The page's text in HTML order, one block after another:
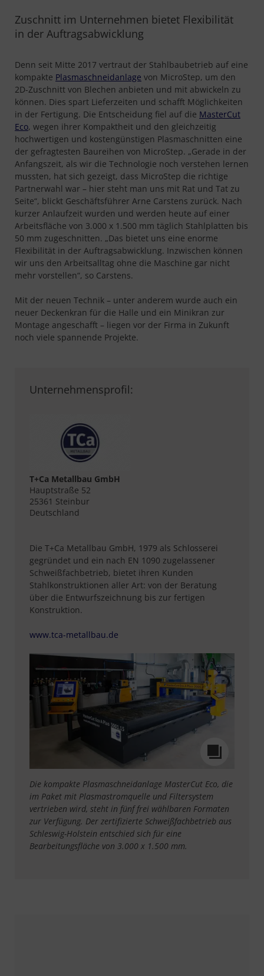
Unternehmensprofil:
T+Ca Metallbau GmbH
Hauptstraße 52
25361 Steinbur
Deutschland
Die T+Ca Metallbau GmbH, 1979 als Schlosserei
gegründet und ein nach EN 1090 zugelassener
Schweißfachbetrieb, bietet ihren Kunden
Stahlkonstruktionen aller Art: von der Beratung
über die Entwurfszeichnung bis zur fertigen
Konstruktion.
www.tca-metallbau.de
Die kompakte Plasmaschneidanlage MasterCut Eco, die
im Paket mit Plasmastromquelle und Filtersystem
vertrieben wird, steht in fünf frei wählbaren Formaten
zur Verfügung. Der zertifizierte Schweißfachbetrieb aus
Schleswig-Holstein entschied sich für eine
Bearbeitungsfläche von 3.000 x 1.500 mm.
Zuschnitt im Unternehmen bietet Flexibilität
in der Auftragsabwicklung
Denn seit Mitte 2017 vertraut der Stahlbaubetrieb auf eine
kompakte Plasmaschneidanlage von MicroStep, um den
2D-Zuschnitt von Blechen anbieten und mit abwickeln zu
können. Dies spart Lieferzeiten und schafft Möglichkeiten
in der Fertigung. Die Entscheidung fiel auf die MasterCut
Eco, wegen ihrer Kompaktheit und den gleichzeitig
hochwertigen und kostengünstigen Plasmaschnitten eine
der gefragtesten Baureihen von MicroStep. „Gerade in der
Anfangszeit, als wir die Technologie noch verstehen lernen
mussten, hat sich gezeigt, dass MicroStep die richtige
Partnerwahl war – hier steht man uns mit Rat und Tat zu
Seite“, blickt Geschäftsführer Arne Carstens zurück. Nach
kurzer Anlaufzeit wurden und werden heute auf einer
Arbeitsfläche von 3.000 x 1.500 mm täglich Stahlplatten bis
50 mm zugeschnitten. „Das bietet uns eine enorme
Flexibilität in der Auftragsabwicklung. Inzwischen können
wir uns den Arbeitsalltag ohne die Maschine gar nicht
mehr vorstellen“, so Carstens.
Mit der neuen Technik – unter anderem wurde auch ein
neuer Deckenkran für die Halle und ein Minikran zur
Montage angeschafft – liegen vor der Firma in Zukunft
noch viele spannende Projekte.